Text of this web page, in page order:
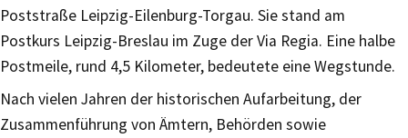
Poststraße Leipzig-Eilenburg-Torgau. Sie stand am
Postkurs Leipzig-Breslau im Zuge der Via Regia. Eine halbe
Postmeile, rund 4,5 Kilometer, bedeutete eine Wegstunde.
Nach vielen Jahren der historischen Aufarbeitung, der
Zusammenführung von Ämtern, Behörden sowie